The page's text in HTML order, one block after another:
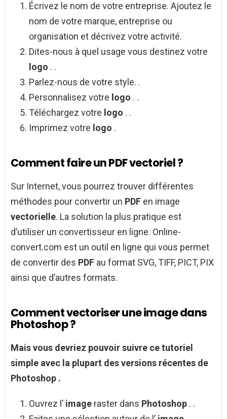
Écrivez le nom de votre entreprise. Ajoutez le
nom de votre marque, entreprise ou
organisation et décrivez votre activité.
Dites-nous à quel usage vous destinez votre
logo . .
Parlez-nous de votre style. .
Personnalisez votre logo . .
Téléchargez votre logo . .
Imprimez votre logo .
Comment faire un PDF vectoriel ?
Sur Internet, vous pourrez trouver différentes
méthodes pour convertir un PDF en image
vectorielle. La solution la plus pratique est
d’utiliser un convertisseur en ligne. Online-
convert.com est un outil en ligne qui vous permet
de convertir des PDF au format SVG, TIFF, PICT, PIX
ainsi que d’autres formats.
Comment vectoriser une image dans
Photoshop ?
Mais vous devriez pouvoir suivre ce tutoriel
simple avec la plupart des versions récentes de
Photoshop .
Ouvrez l’ image raster dans Photoshop . .